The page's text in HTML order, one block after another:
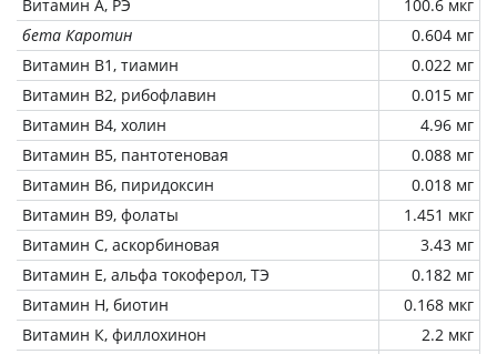
Витамин А, РЭ
100.6 мкг
бета Каротин
0.604 мг
Витамин В1, тиамин
0.022 мг
Витамин В2, рибофлавин
0.015 мг
Витамин В4, холин
4.96 мг
Витамин В5, пантотеновая
0.088 мг
Витамин В6, пиридоксин
0.018 мг
Витамин В9, фолаты
1.451 мкг
Витамин C, аскорбиновая
3.43 мг
Витамин Е, альфа токоферол, ТЭ
0.182 мг
Витамин Н, биотин
0.168 мкг
Витамин К, филлохинон
2.2 мкг